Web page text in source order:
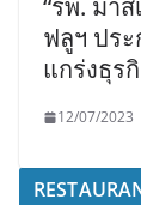
“รพ. มา
ฟลูฯ ประ
แกร่งธุร
12/07/2023